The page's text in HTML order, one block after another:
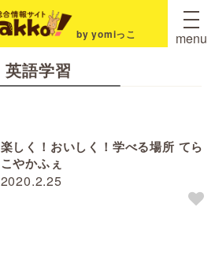
by yomiっこ menu
英語学習
2020.2.25
楽しく！おいしく！学べる場所 てら
こやかふぇ